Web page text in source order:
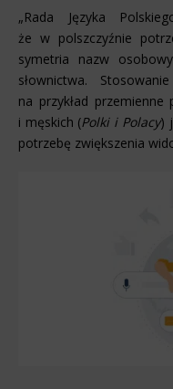
„Rada Języka
że w polszczyźnie
symetria nazw
słownictwa.
na przykład
i męskich (Polki i Polacy)
potrzebę zwiększenia